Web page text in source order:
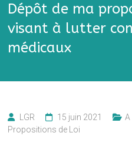
Dépôt de ma
visant à lutter
médicaux
LGR 15 juin 2021 A
Propositions de Loi